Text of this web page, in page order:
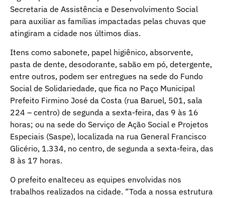
Secretaria de Assistência e Desenvolvimento Social
para auxiliar as famílias impactadas pelas chuvas que
atingiram a cidade nos últimos dias.
Itens como sabonete, papel higiênico, absorvente,
pasta de dente, desodorante, sabão em pó, detergente,
entre outros, podem ser entregues na sede do Fundo
Social de Solidariedade, que fica no Paço Municipal
Prefeito Firmino José da Costa (rua Baruel, 501, sala
224 – centro) de segunda a sexta-feira, das 9 às 16
horas; ou na sede do Serviço de Ação Social e Projetos
Especiais (Saspe), localizada na rua General Francisco
Glicério, 1.334, no centro, de segunda a sexta-feira, das
8 às 17 horas.
O prefeito enalteceu as equipes envolvidas nos
trabalhos realizados na cidade. “Toda a nossa estrutura